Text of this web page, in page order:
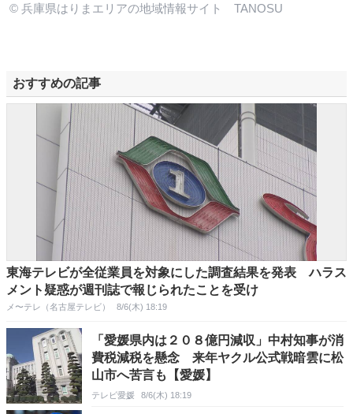
© 兵庫県はりまエリアの地域情報サイト TANOSU
おすすめの記事
東海テレビが全従業員を対象にした調査結果を発表 ハラス
メント疑惑が週刊誌で報じられたことを受け
メ〜テレ（名古屋テレビ） 8/6(木) 18:19
「愛媛県内は２０８億円減収」中村知事が消
費税減税を懸念 来年ヤクル公式戦暗雲に松
山市へ苦言も【愛媛】
テレビ愛媛 8/6(木) 18:19